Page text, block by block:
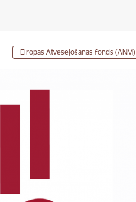
Eiropas Atveseļošanas fonds (ANM)